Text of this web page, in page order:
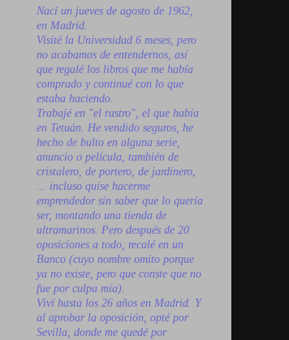
Nací un jueves de agosto de 1962,
en Madrid.
Visité la Universidad 6 meses, pero
no acabamos de entendernos, así
que regalé los libros que me había
comprado y continué con lo que
estaba haciendo.
Trabajé en "el rastro", el que había
en Tetuán. He vendido seguros, he
hecho de bulto en alguna serie,
anuncio o película, también de
cristalero, de portero, de jardinero,
... incluso quise hacerme
emprendedor sin saber que lo quería
ser, montando una tienda de
ultramarinos. Pero después de 20
oposiciones a todo, recalé en un
Banco (cuyo nombre omito porque
ya no existe, pero que conste que no
fue por culpa mía).
Viví hasta los 26 años en Madrid. Y
al aprobar la oposición, opté por
Sevilla, donde me quedé por